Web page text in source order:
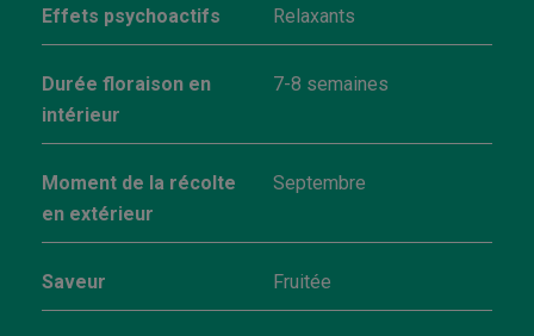
Effets psychoactifs Relaxants
Durée floraison en
intérieur
7-8 semaines
Moment de la récolte
en extérieur
Septembre
Saveur Fruitée